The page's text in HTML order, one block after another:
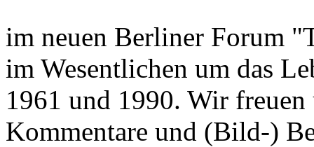
im neuen Berliner Forum
im Wesentlichen um das
1961 und 1990. Wir freuen
Kommentare und (Bild-)